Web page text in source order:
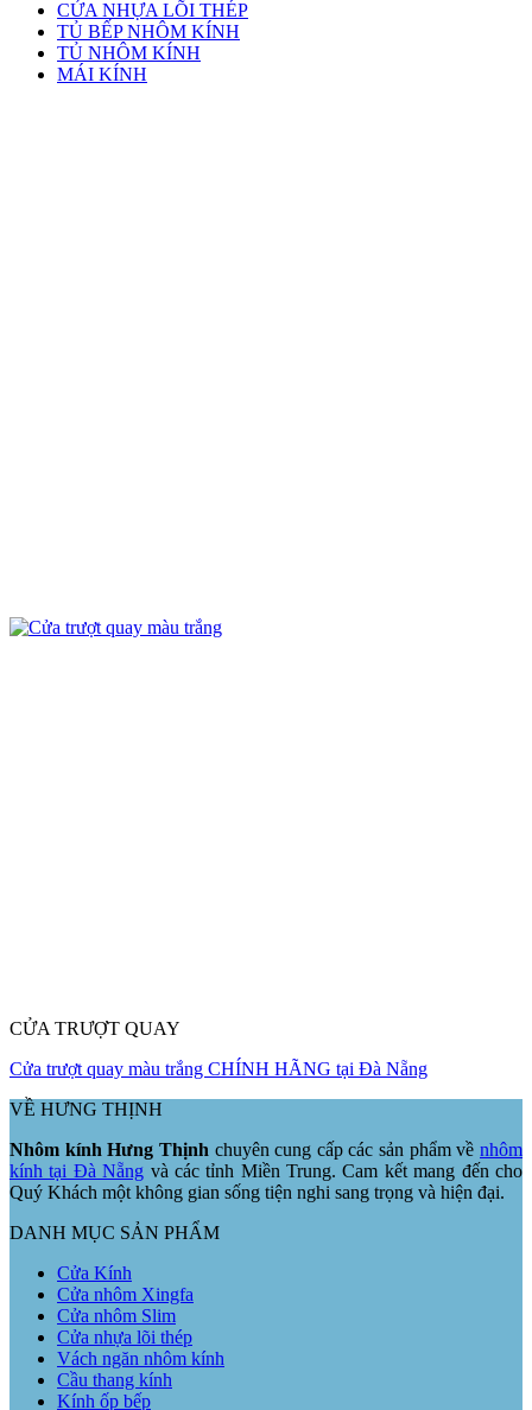
CỬA NHỰA LÕI THÉP
TỦ BẾP NHÔM KÍNH
TỦ NHÔM KÍNH
MÁI KÍNH
CỬA TRƯỢT QUAY
Cửa trượt quay màu trắng CHÍNH HÃNG tại Đà Nẵng
VỀ HƯNG THỊNH
Nhôm kính Hưng Thịnh chuyên cung cấp các sản phẩm vềnhôm
kính tại Đà Nẵng và các tỉnh Miền Trung. Cam kết mang đến cho
Quý Khách một không gian sống tiện nghi sang trọng và hiện đại.
DANH MỤC SẢN PHẨM
Cửa Kính
Cửa nhôm Xingfa
Cửa nhôm Slim
Cửa nhựa lõi thép
Vách ngăn nhôm kính
Cầu thang kính
Kính ốp bếp